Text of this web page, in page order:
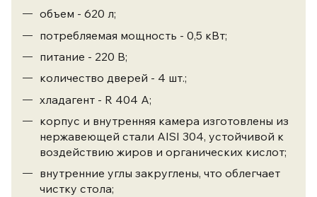
объем - 620 л;
потребляемая мощность - 0,5 кВт;
питание - 220 В;
количество дверей - 4 шт.;
хладагент - R 404 А;
корпус и внутренняя камера изготовлены из
нержавеющей стали AISI 304, устойчивой к
воздействию жиров и органических кислот;
внутренние углы закруглены, что облегчает
чистку стола;